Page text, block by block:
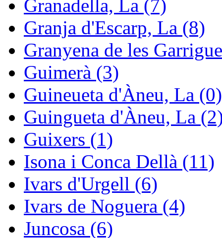
Granadella, La (7)
Granja d'Escarp, La (8)
Granyena de les
Guimerà (3)
Guineueta d'Àneu, La (0)
Guingueta d'Àneu, La
Guixers (1)
Isona i Conca Dellà (11)
Ivars d'Urgell (6)
Ivars de Noguera (4)
Juncosa (6)